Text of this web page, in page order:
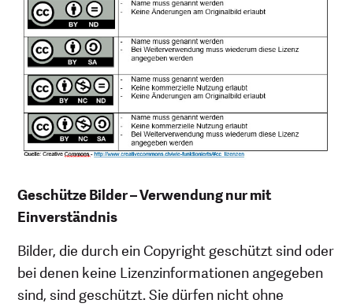
Geschütze Bilder – Verwendung nur mit
Einverständnis
Bilder, die durch ein Copyright geschützt sind oder
bei denen keine Lizenzinformationen angegeben
sind, sind geschützt. Sie dürfen nicht ohne